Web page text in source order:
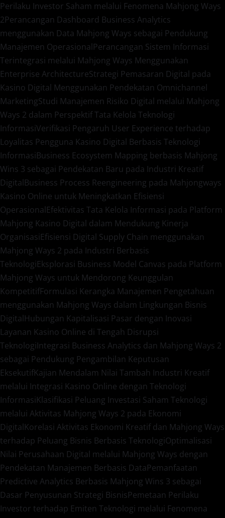
Perilaku Investor Saham melalui Fenomena Mahjong Ways
2Perancangan Dashboard Business Analytics
menggunakan Data Mahjong Ways sebagai Pendukung
Manajemen OperasionalPerancangan Sistem Informasi
Terintegrasi melalui Mahjong Ways Menggunakan
Enterprise ArchitectureStrategi Pemasaran Digital pada
Kasino Digital Menggunakan Pendekatan Omnichannel
MarketingStudi Manajemen Risiko Digital melalui Mahjong
Ways 2 dalam Perspektif Tata Kelola Teknologi
InformasiVerifikasi Pengaruh User Experience terhadap
Loyalitas Pengguna Kasino Digital Berbasis Teknologi
InformasiBusiness Ecosystem Mapping berbasis Mahjong
Wins 3 sebagai Pendekatan Baru pada Industri Kreatif
DigitalBusiness Process Reengineering pada Mahjongways
Kasino Online untuk Meningkatkan Efisiensi
OperasionalEfektivitas Tata Kelola Informasi pada Platform
Mahjong Kasino Digital dalam Mendukung Kinerja
OrganisasiEfisiensi Digital Supply Chain menggunakan
Mahjong Ways 2 pada Industri Berbasis
TeknologiEksplorasi Business Model Canvas pada Platform
Mahjong Ways untuk Mendorong Keunggulan
KompetitifFormulasi Kerangka Manajemen Pengetahuan
menggunakan Mahjong Ways dalam Lingkungan Bisnis
DigitalHubungan Kapitalisasi Pasar dengan Inovasi
Layanan Kasino Online di Tengah Disrupsi
TeknologiIntegrasi Business Analytics dan Mahjong Ways 2
sebagai Pendukung Pengambilan Keputusan
EksekutifKajian Mendalam Nilai Tambah Industri Kreatif
melalui Integrasi Kasino Online dengan Teknologi
InformasiKlasifikasi Peluang Investasi Saham Teknologi
melalui Aktivitas Mahjong Ways 2 pada Ekonomi
DigitalKorelasi Aktivitas Ekonomi Kreatif dan Mahjong Ways
terhadap Peluang Bisnis Berbasis TeknologiOptimalisasi
Nilai Perusahaan Digital melalui Mahjong Ways dengan
Pendekatan Manajemen Berbasis DataPemanfaatan
Predictive Analytics Berbasis Mahjong Wins 3 sebagai
Dasar Penyusunan Strategi BisnisPemetaan Perilaku
Investor terhadap Emiten Teknologi melalui Fenomena